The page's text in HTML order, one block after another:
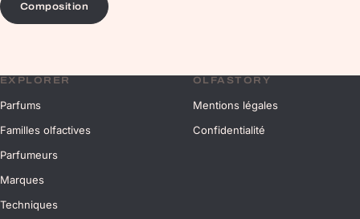
Composition
EXPLORER
Parfums
Familles olfactives
Parfumeurs
Marques
Techniques
OLFASTORY
Mentions légales
Confidentialité